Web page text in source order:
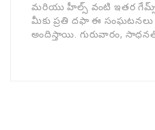
మరియు హీల్స్‌ వంటి ఇతర
మీకు ప్రతి దఫా ఈ
అందిస్తాయి. గురువారం,